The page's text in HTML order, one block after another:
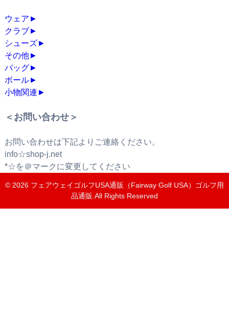
ウェア ►
クラブ►
シューズ►
その他►
バッグ►
ボール►
小物関連 ►
＜お問い合わせ＞
お問い合わせは下記よりご連絡ください。
info☆shop-j.net
*☆を＠マークに変更してください
© 2026 フェアウェイゴルフUSA通販（Fairway Golf USA）ゴルフ用
品通販 .All Rights Reserved